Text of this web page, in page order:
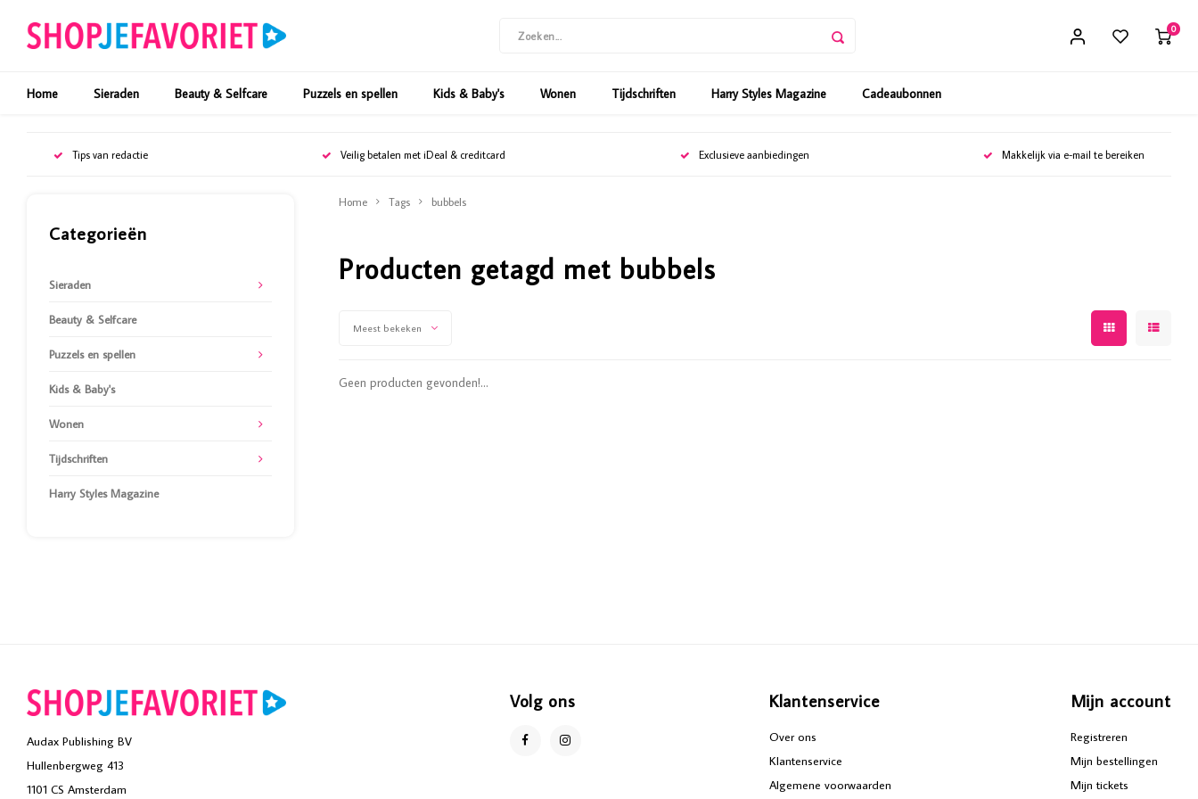
0
Home Sieraden Beauty & Selfcare Puzzels en spellen Kids & Baby's Wonen Tijdschriften Harry Styles Magazine Cadeaubonnen
Tips van redactie Veilig betalen met iDeal & creditcard Exclusieve aanbiedingen Makkelijk via e-mail te bereiken
Categorieën
Sieraden
Beauty & Selfcare
Puzzels en spellen
Kids & Baby's
Wonen
Tijdschriften
Harry Styles Magazine
Home Tags bubbels
Producten getagd met bubbels
Meest bekeken
Geen producten gevonden!...
Audax Publishing BV
Hullenbergweg 413
1101 CS Amsterdam
Volg ons Klantenservice
Over ons
Klantenservice
Algemene voorwaarden
Mijn account
Registreren
Mijn bestellingen
Mijn tickets